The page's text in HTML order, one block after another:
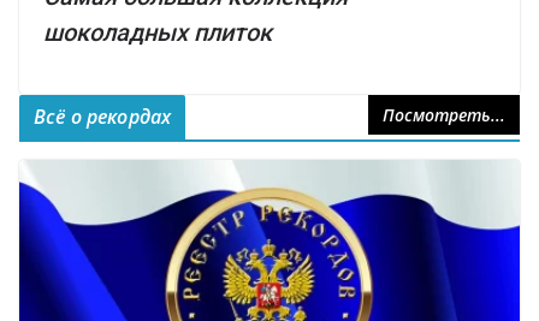
шоколадных плиток
Всё о рекордах Посмотреть...